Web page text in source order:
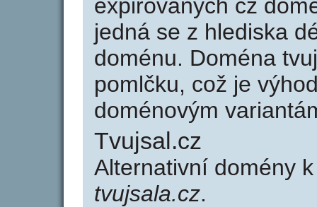
expirovaných cz
jedná se z hlediska
doménu. Doména
pomlčku, což je
doménovým
Tvujsal.cz
Alternativní domény
tvujsala.cz.